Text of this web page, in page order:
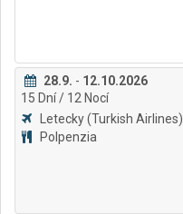
28.9. - 12.10.2026
15 Dní/ 12 Nocí
Letecky(Turkish Airlines)
Polpenzia